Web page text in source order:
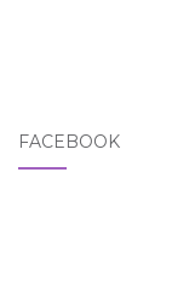
FACEBOOK